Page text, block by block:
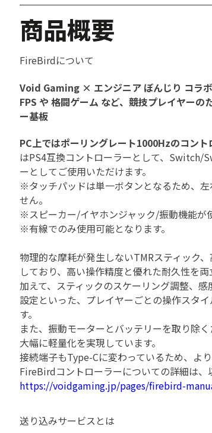
商品概要
FireBirdについて
Void Gaming × エンジニア ぼんじり コラ
FPS や 格闘ゲーム など、競技プレイヤーの
ー基板
PC上ではポーリングレート1000Hzのコン
はPS4互換コントローラーとして、Switch/
ーとしてご使用いただけます。
※タッチパッドは単一ボタンとなるため、左
せん。
※スピーカー/イヤホンジャック/振動機能が
※有線でのみ使用可能となります。
物理的な摩耗が発生しないTMRスティック
しており、高い操作精度と優れた耐久性を両
加えて、スティックのスケーリング調整、
設定といった、プレイヤーごとの操作スタ
す。
また、振動モーターとバッテリーを取り除
大幅に軽量化を実現しています。
接続端子もType-Cに変わっているため、よ
FireBirdコントローラーについての詳細は、
https://voidgaming.jp/pages/firebird-
送り込みサービスとは